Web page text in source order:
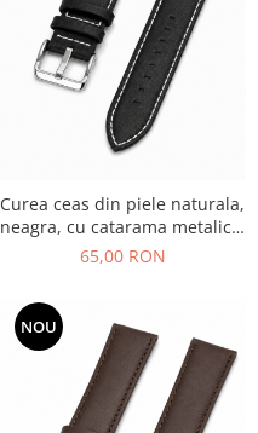
Curea ceas din piele naturala,
neagra, cu catarama metalica,
cu burete si cusaturi albe
65,00 RON
NOU